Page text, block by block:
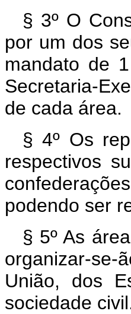
§ 3º O
por um dos
mandato de
Secretaria-
de cada área.
§ 4º Os
respectivos
podendo ser
§ 5º As
organizar-
União, dos
sociedade